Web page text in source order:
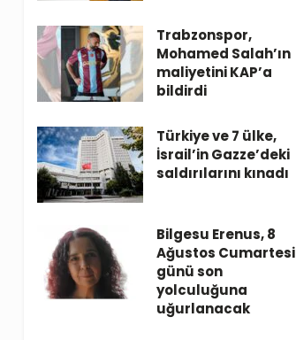
Trabzonspor,
Mohamed Salah’ın
maliyetini KAP’a
bildirdi
Türkiye ve 7 ülke,
İsrail’in Gazze’deki
saldırılarını kınadı
Bilgesu Erenus, 8
Ağustos Cumartesi
günü son
yolculuğuna
uğurlanacak